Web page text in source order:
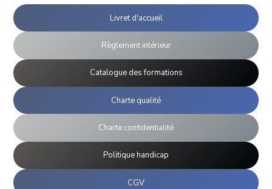
Livret d'accueil
Règlement intérieur
Catalogue des formations
Charte qualité
Charte confidentialité
Politique handicap
CGV